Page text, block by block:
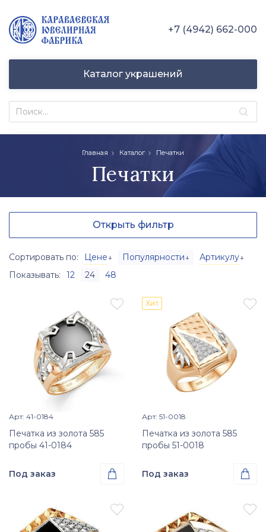
+7 (4942) 662-000
Каталог украшений
Главная Каталог Печатки
Печатки
Открыть фильтр
Сортировать по: Цене↓ Популярности↓ Артикулу↓
Показывать:
12 24 48

 Просмотр изделия
Арт: 41-0184
Печатка из золота 585
пробы 41-0184
Под заказ 
Золото 585
Размер
Хит 
 Просмотр изделия
Арт: 51-0018
Печатка из золота 585
пробы 51-0018
Под заказ 
Размер
 